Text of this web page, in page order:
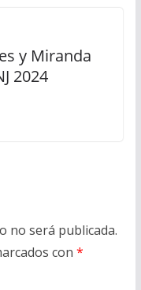
y Miranda
2024
no será publicada.
con *